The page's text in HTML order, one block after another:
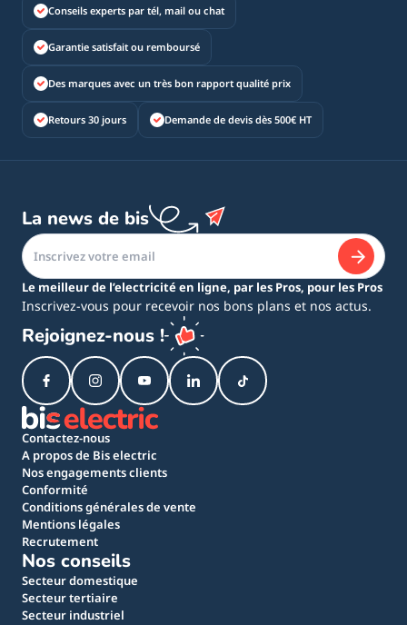
Conseils experts par tél, mail ou chat
Garantie satisfait ou remboursé
Des marques avec un très bon rapport qualité prix
Retours 30 jours Demande de devis dès 500€ HT
La news de bis
Le meilleur de l’electricité en ligne, par les Pros, pour les Pros
Inscrivez-vous pour recevoir nos bons plans et nos actus.
Rejoignez-nous !
Contactez-nous
A propos de Bis electric
Nos engagements clients
Conformité
Conditions générales de vente
Mentions légales
Recrutement
Nos conseils
Secteur domestique
Secteur tertiaire
Secteur industriel